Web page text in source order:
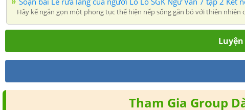
Hãy kể ngắn gọn một phong tục thể hiện nếp sống gắn bó với thiên nhiên
Tham Gia Group